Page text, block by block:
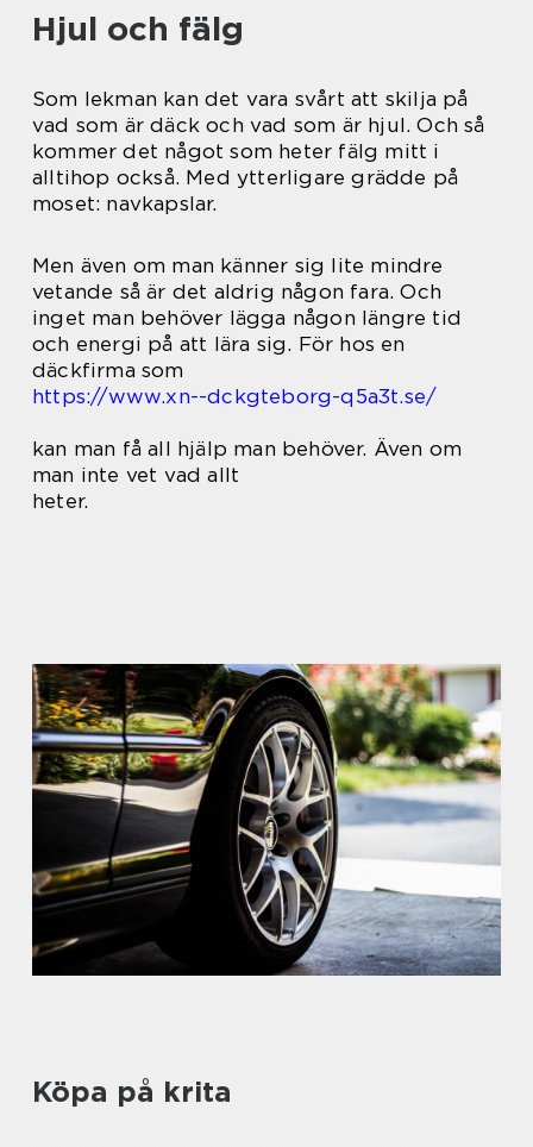
Hjul och fälg
Som lekman kan det vara svårt att skilja på
vad som är däck och vad som är hjul. Och så
kommer det något som heter fälg mitt i
alltihop också. Med ytterligare grädde på
moset: navkapslar.
Men även om man känner sig lite mindre
vetande så är det aldrig någon fara. Och
inget man behöver lägga någon längre tid
och energi på att lära sig. För hos en
däckfirma som
https://www.xn--dckgteborg-q5a3t.se/
kan man få all hjälp man behöver. Även om
man inte vet vad allt
heter.
Köpa på krita